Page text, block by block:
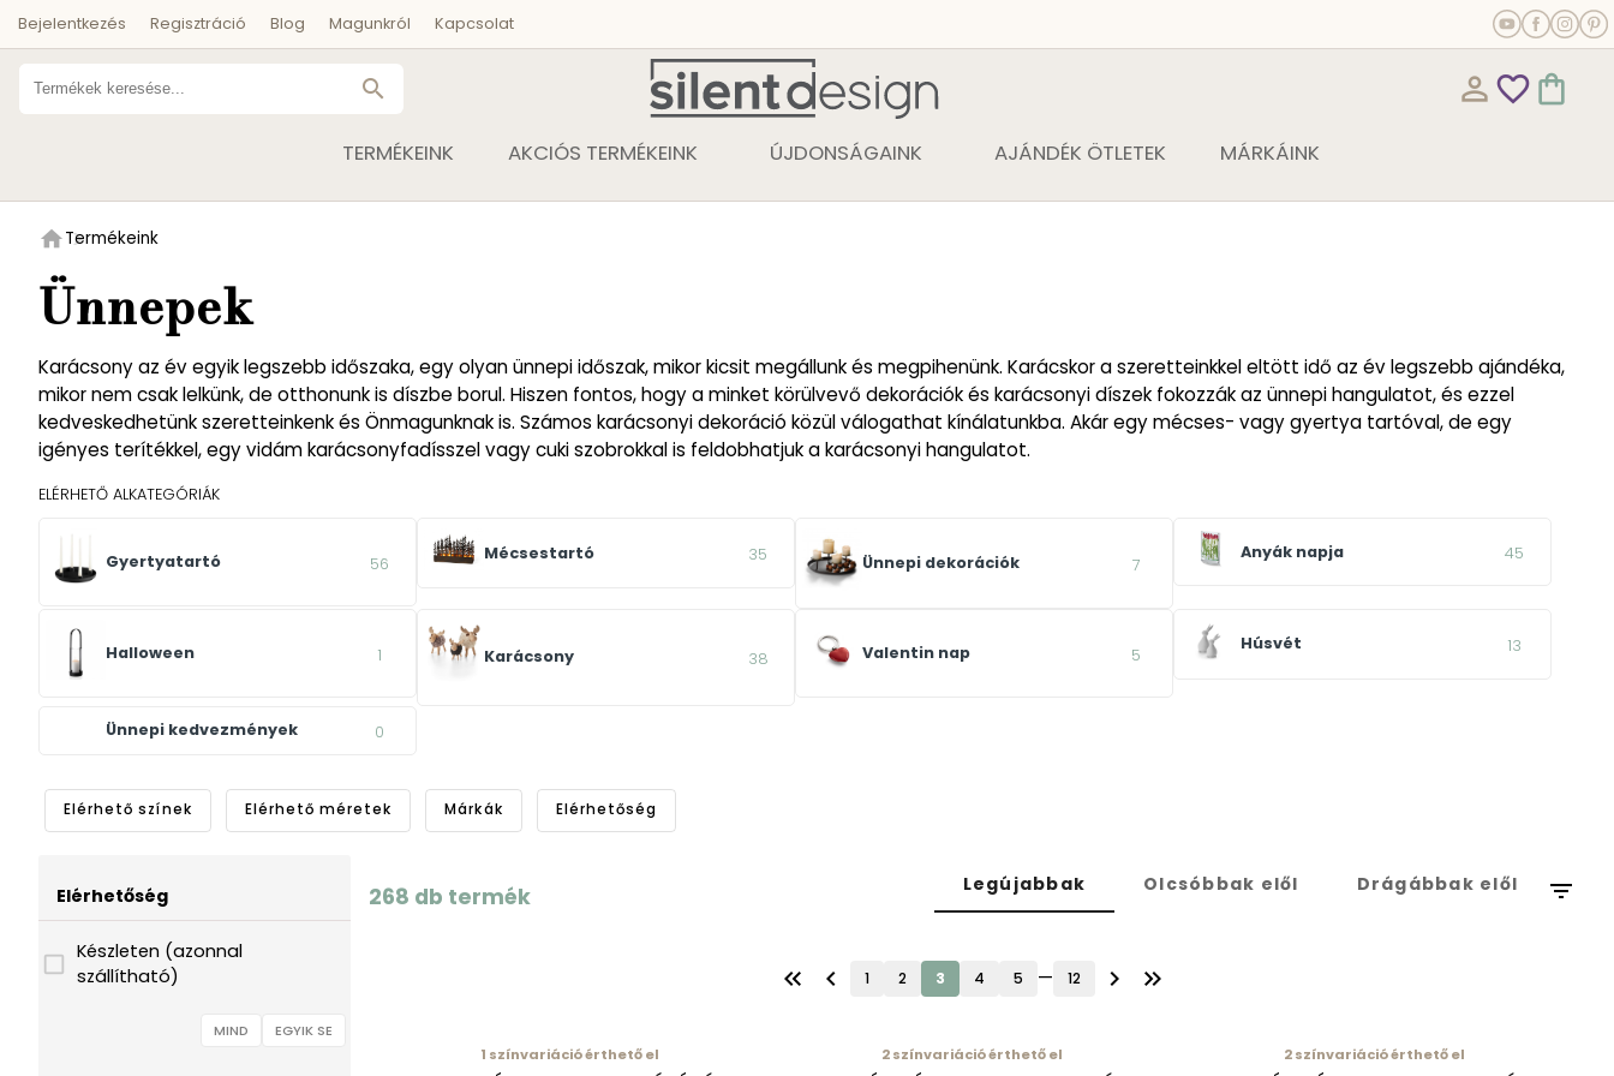
Bejelentkezés Regisztráció Blog Magunkról Kapcsolat
search person_outline favorite_outline shopping_bag
TERMÉKEINK AKCIÓS TERMÉKEINK ÚJDONSÁGAINK AJÁNDÉK ÖTLETEK MÁRKÁINK
homeTermékeink
Ünnepek
Karácsony az év egyik legszebb időszaka, egy olyan ünnepi időszak, mikor kicsit megállunk és megpihenünk. Karácskor a szeretteinkkel eltött idő az év legszebb ajándéka,
mikor nem csak lelkünk, de otthonunk is díszbe borul. Hiszen fontos, hogy a minket körülvevő dekorációk és karácsonyi díszek fokozzák az ünnepi hangulatot, és ezzel
kedveskedhetünk szeretteinkenk és Önmagunknak is. Számos karácsonyi dekoráció közül válogathat kínálatunkba. Akár egy mécses- vagy gyertya tartóval, de egy
igényes terítékkel, egy vidám karácsonyfadísszel vagy cuki szobrokkal is feldobhatjuk a karácsonyi hangulatot.
ELÉRHETŐ ALKATEGÓRIÁK
Gyertyatartó 56
Mécsestartó 35 Ünnepi dekorációk 7
Anyák napja 45
Halloween 1 Karácsony 38 Valentin nap 5
Húsvét 13
Ünnepi kedvezmények 0
Elérhető színek Elérhető méretek Márkák Elérhetőség
Elérhetőség
Készleten (azonnal
szállítható)
MIND EGYIK SE
268 db termék Legújabbak Olcsóbbak elől Drágábbak elől filter_list
keyboard_double_arrow_left chevron_left 1 2 3 4 5 — 12 chevron_right keyboard_double_arrow_right
1 színvariáció érthető el 2színvariáció érthető el 2színvariáció érthető el